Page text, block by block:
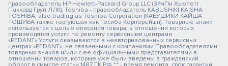
правообладатель HP Hewlett-Packard Group LLC (ЭйчПи Хьюлетт
Паккард Груп ЛЛК); Toshiba - правообладатель KABUSHIKI KAISHA
TOSHIBA, also trading as Toshiba Corporation (КАБУШИКИ КАЙША
ТОШИБА также торгующая как Тосиба Корпорейшн). Товарные знаки
используется с целью описания товара, в отношении которых
производятся услуги по ремонту сервисными центрами
«PEDANT».Услуги оказываются в неавторизованных сервисных
центрах «PEDANT», не связанными с компаниями Правообладателями
товарных знаков и/или с ее официальными представителями в
отношении товаров, которые уже были введены в гражданский